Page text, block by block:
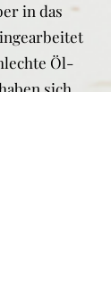
in das
Öl-
sich